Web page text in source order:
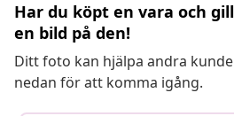
Har du köpt en vara och
en bild på den!
Ditt foto kan hjälpa andra
nedan för att komma igång.